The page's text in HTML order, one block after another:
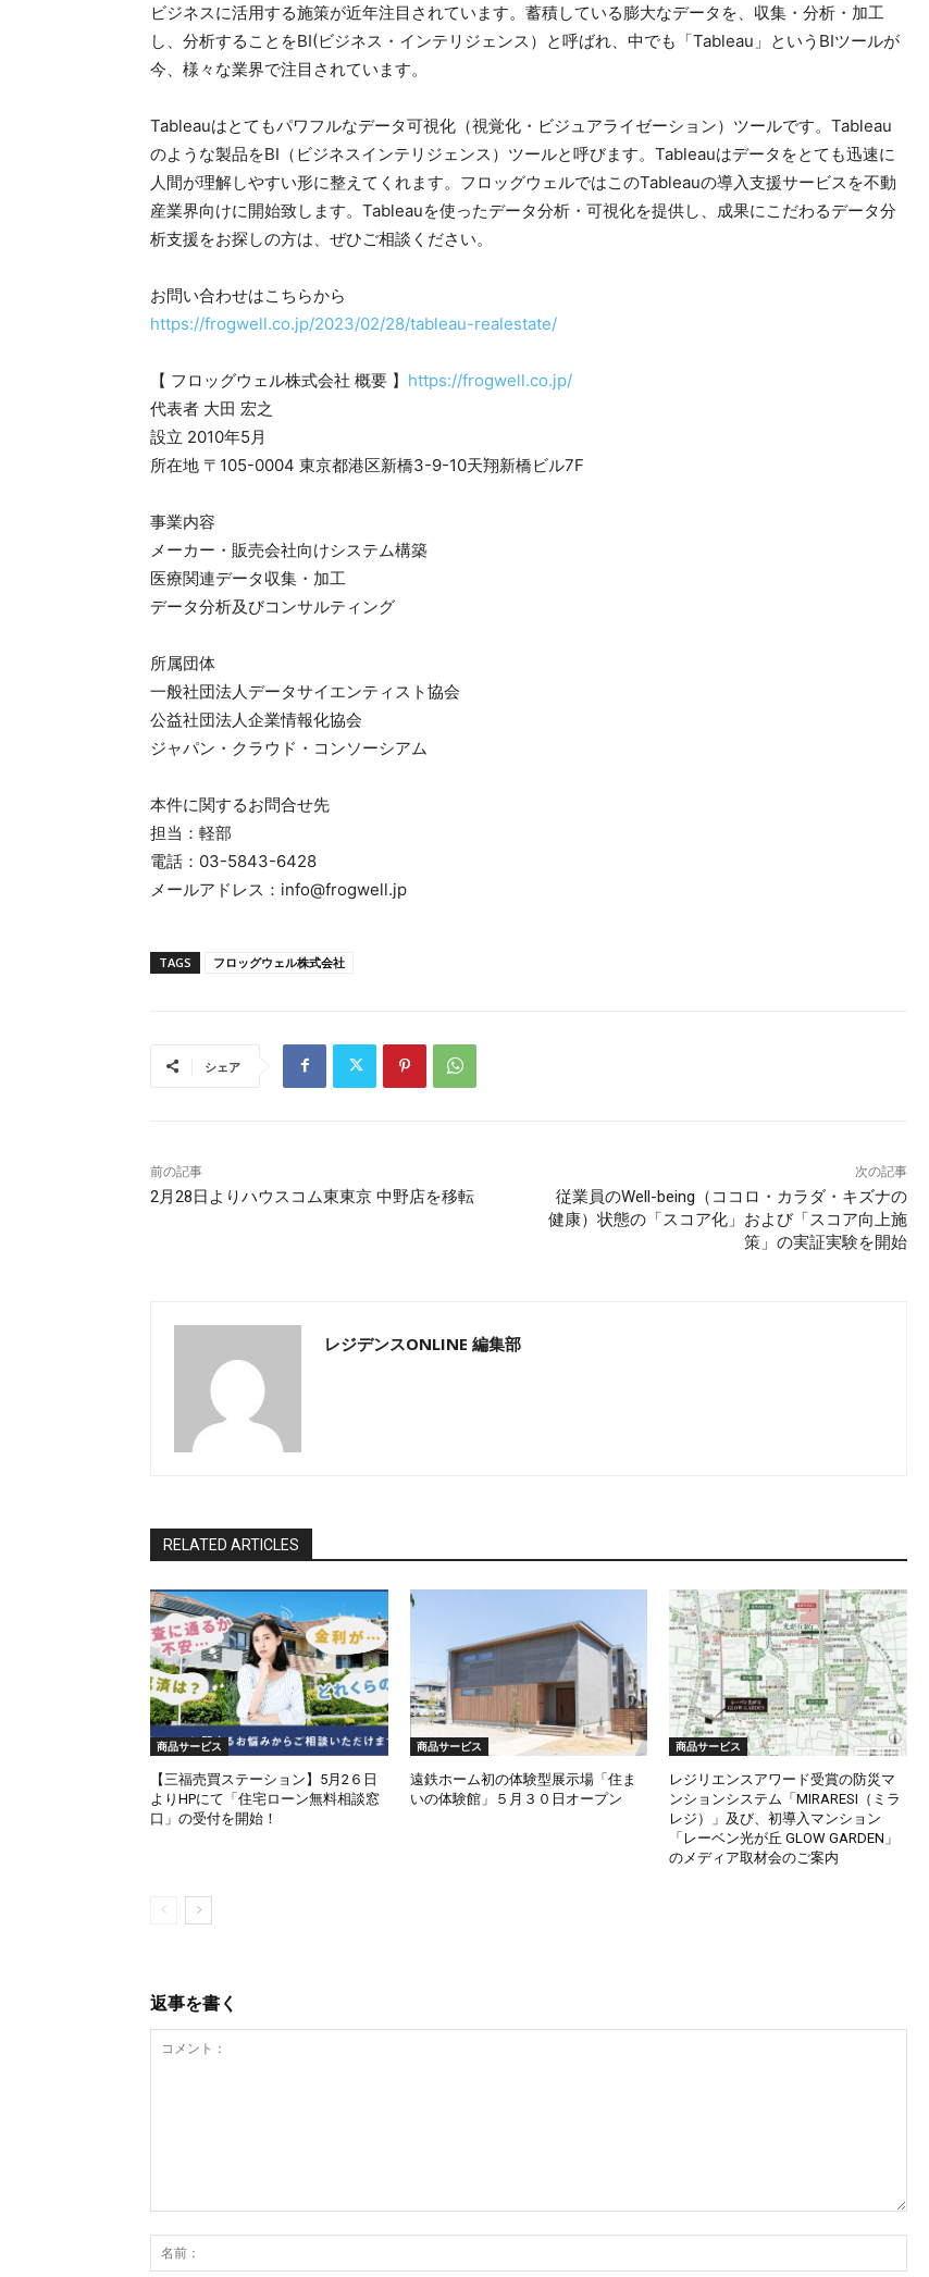
ビジネスに活用する施策が近年注目されています。蓄積している膨大なデータを、収集・分析・加工
し、分析することをBI(ビジネス・インテリジェンス）と呼ばれ、中でも「Tableau」というBIツールが
今、様々な業界で注目されています。
Tableauはとてもパワフルなデータ可視化（視覚化・ビジュアライゼーション）ツールです。Tableau
のような製品をBI（ビジネスインテリジェンス）ツールと呼びます。Tableauはデータをとても迅速に
人間が理解しやすい形に整えてくれます。フロッグウェルではこのTableauの導入支援サービスを不動
産業界向けに開始致します。Tableauを使ったデータ分析・可視化を提供し、成果にこだわるデータ分
析支援をお探しの方は、ぜひご相談ください。
お問い合わせはこちらから
https://frogwell.co.jp/2023/02/28/tableau-realestate/
【 フロッグウェル株式会社 概要 】 https://frogwell.co.jp/
代表者 大田 宏之
設立 2010年5月
所在地 〒105-0004 東京都港区新橋3-9-10天翔新橋ビル7F
事業内容
メーカー・販売会社向けシステム構築
医療関連データ収集・加工
データ分析及びコンサルティング
所属団体
一般社団法人データサイエンティスト協会
公益社団法人企業情報化協会
ジャパン・クラウド・コンソーシアム
本件に関するお問合せ先
担当：軽部
電話：03-5843-6428
メールアドレス：info@frogwell.jp
TAGS フロッグウェル株式会社
シェア
前の記事
2月28日よりハウスコム東東京 中野店を移転
次の記事
従業員のWell-being（ココロ・カラダ・キズナの
健康）状態の「スコア化」および「スコア向上施
策」の実証実験を開始
レジデンスONLINE 編集部
RELATED ARTICLES
商品サービス
【三福売買ステーション】5月2６日
よりHPにて「住宅ローン無料相談窓
口」の受付を開始！
商品サービス
遠鉄ホーム初の体験型展示場「住ま
いの体験館」５月３０日オープン
商品サービス
レジリエンスアワード受賞の防災マ
ンションシステム「MIRARESI（ミラ
レジ）」及び、初導入マンション
「レーベン光が丘 GLOW GARDEN」
のメディア取材会のご案内
返事を書く
ン
前：